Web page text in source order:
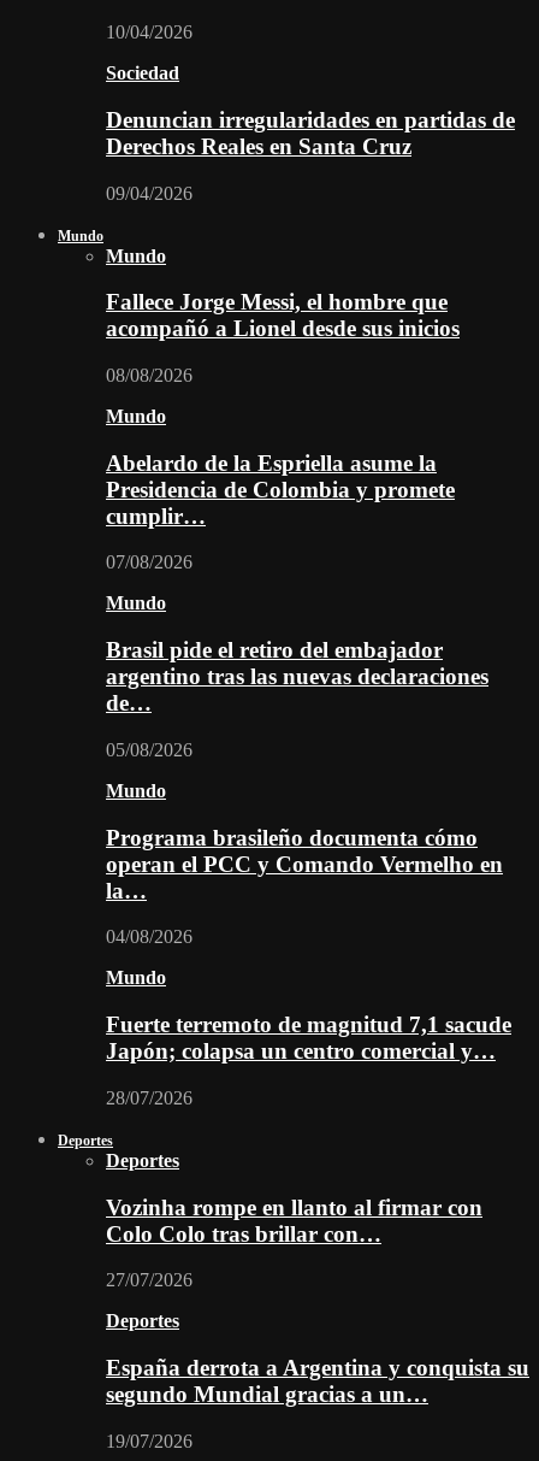
10/04/2026
Sociedad
Denuncian irregularidades en partidas de
Derechos Reales en Santa Cruz
09/04/2026
Mundo
Mundo
Fallece Jorge Messi, el hombre que
acompañó a Lionel desde sus inicios
08/08/2026
Mundo
Abelardo de la Espriella asume la
Presidencia de Colombia y promete
cumplir…
07/08/2026
Mundo
Brasil pide el retiro del embajador
argentino tras las nuevas declaraciones
de…
05/08/2026
Mundo
Programa brasileño documenta cómo
operan el PCC y Comando Vermelho en
la…
04/08/2026
Mundo
Fuerte terremoto de magnitud 7,1 sacude
Japón; colapsa un centro comercial y…
28/07/2026
Deportes
Deportes
Vozinha rompe en llanto al firmar con
Colo Colo tras brillar con…
27/07/2026
Deportes
España derrota a Argentina y conquista su
segundo Mundial gracias a un…
19/07/2026